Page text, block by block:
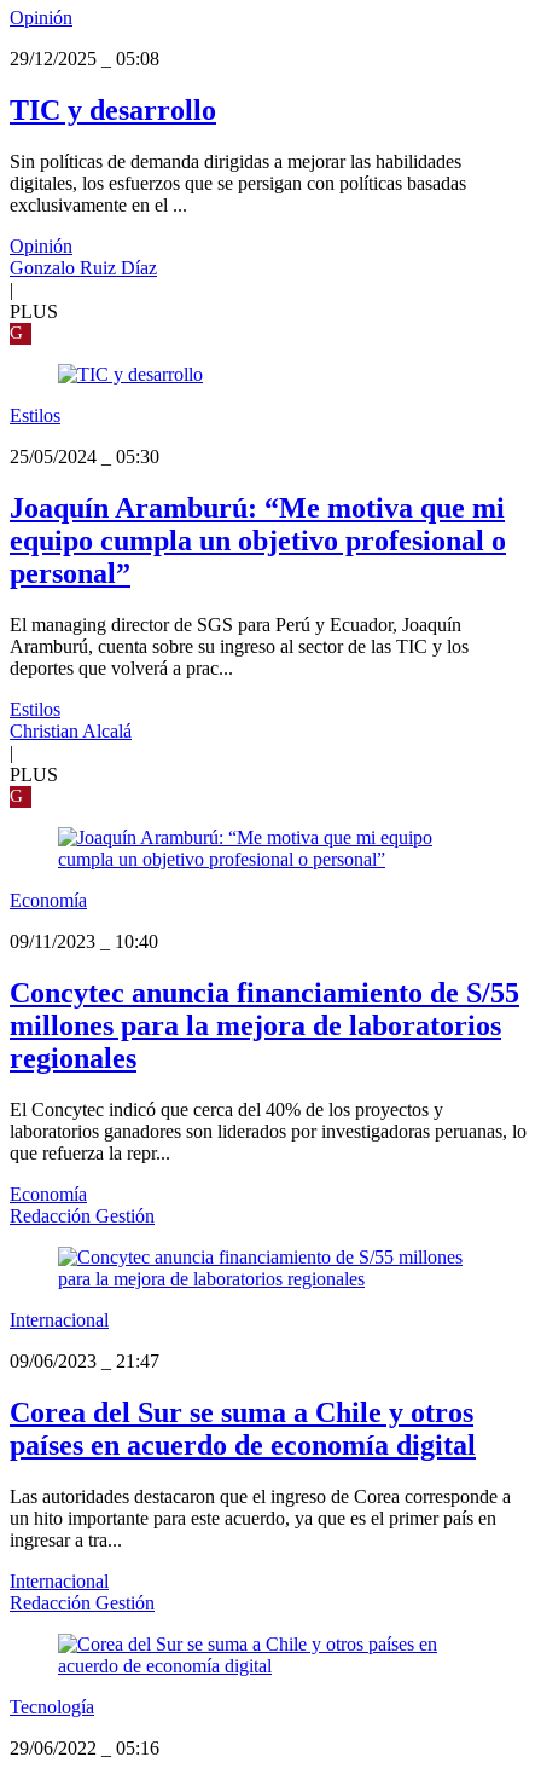
Opinión
29/12/2025
05:08
TIC y desarrollo
Sin políticas de demanda dirigidas a mejorar las habilidades
digitales, los esfuerzos que se persigan con políticas basadas
exclusivamente en el ...
Opinión
Gonzalo Ruiz Díaz
|
PLUS
G
Estilos
25/05/2024
05:30
Joaquín Aramburú: “Me motiva que mi
equipo cumpla un objetivo profesional o
personal”
El managing director de SGS para Perú y Ecuador, Joaquín
Aramburú, cuenta sobre su ingreso al sector de las TIC y los
deportes que volverá a prac...
Estilos
Christian Alcalá
|
PLUS
G
Economía
09/11/2023
10:40
Concytec anuncia financiamiento de S/55
millones para la mejora de laboratorios
regionales
El Concytec indicó que cerca del 40% de los proyectos y
laboratorios ganadores son liderados por investigadoras peruanas, lo
que refuerza la repr...
Economía
Redacción Gestión
Internacional
09/06/2023
21:47
Corea del Sur se suma a Chile y otros
países en acuerdo de economía digital
Las autoridades destacaron que el ingreso de Corea corresponde a
un hito importante para este acuerdo, ya que es el primer país en
ingresar a tra...
Internacional
Redacción Gestión
Tecnología
29/06/2022
05:16